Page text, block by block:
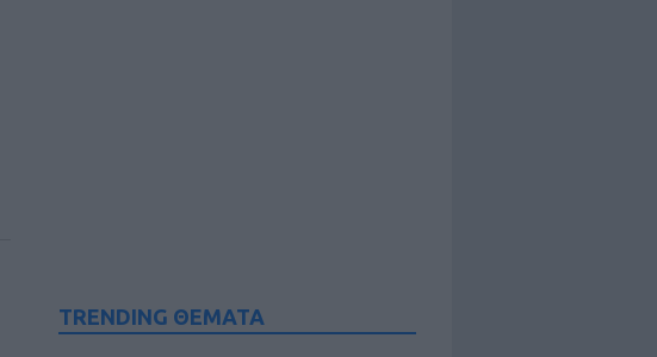
TRENDING ΘΕΜΑΤΑ